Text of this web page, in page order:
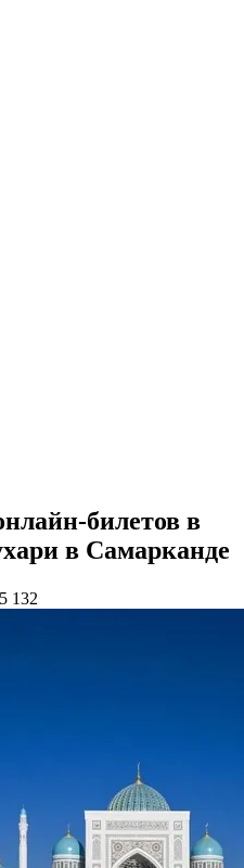
билетов в
в Самарканде
5 132